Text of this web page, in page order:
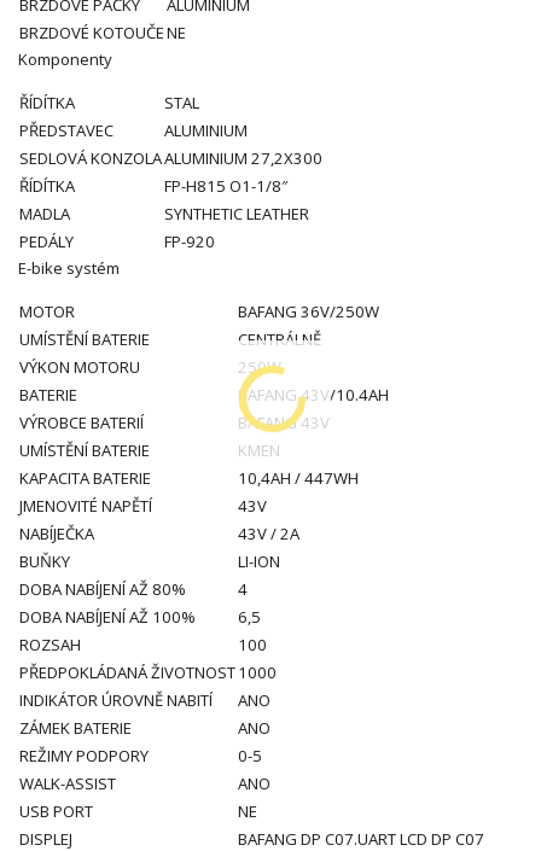
BRZDOVÉ PÁČKY
ALUMINIUM
BRZDOVÉ KOTOUČENE
Komponenty
ŘÍDÍTKA
STAL
PŘEDSTAVEC
ALUMINIUM
SEDLOVÁ KONZOLAALUMINIUM 27,2X300
ŘÍDÍTKA
FP-H815 O1-1/8″
MADLA
SYNTHETIC LEATHER
PEDÁLY
FP-920
E-bike systém
MOTOR
BAFANG 36V/250W
UMÍSTĚNÍ BATERIE
CENTRÁLNĚ
VÝKON MOTORU
250W
BATERIE
BAFANG 43V/10.4AH
VÝROBCE BATERIÍ
BAFANG 43V
UMÍSTĚNÍ BATERIE
KMEN
KAPACITA BATERIE
10,4AH / 447WH
JMENOVITÉ NAPĚTÍ
43V
NABÍJEČKA
43V / 2A
BUŇKY
LI-ION
DOBA NABÍJENÍ AŽ 80%
4
DOBA NABÍJENÍ AŽ 100%
6,5
ROZSAH
100
PŘEDPOKLÁDANÁ ŽIVOTNOST1000
INDIKÁTOR ÚROVNĚ NABITÍ
ANO
ZÁMEK BATERIE
ANO
REŽIMY PODPORY
0-5
WALK-ASSIST
ANO
USB PORT
NE
DISPLEJ
BAFANG DP C07.UART LCD DP C07